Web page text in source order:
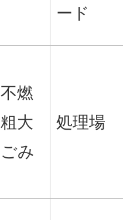
ード
不燃
粗大
ごみ
処理場